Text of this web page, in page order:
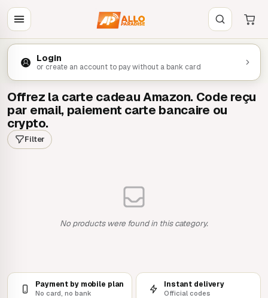
Login
or create an account to pay without a bank card
Offrez la carte cadeau Amazon. Code reçu
par email, paiement carte bancaire ou
crypto.
Filter
No products were found in this category.
Payment by mobile plan
No card, no bank
Instant delivery
Official codes